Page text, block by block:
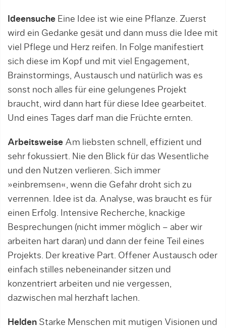
Ideensuche Eine Idee ist wie eine Pflanze. Zuerst
wird ein Gedanke gesät und dann muss die Idee mit
viel Pflege und Herz reifen. In Folge manifestiert
sich diese im Kopf und mit viel Engagement,
Brainstormings, Austausch und natürlich was es
sonst noch alles für eine gelungenes Projekt
braucht, wird dann hart für diese Idee gearbeitet.
Und eines Tages darf man die Früchte ernten.
Arbeitsweise Am liebsten schnell, effizient und
sehr fokussiert. Nie den Blick für das Wesentliche
und den Nutzen verlieren. Sich immer
»einbremsen«, wenn die Gefahr droht sich zu
verrennen. Idee ist da. Analyse, was braucht es für
einen Erfolg. Intensive Recherche, knackige
Besprechungen (nicht immer möglich – aber wir
arbeiten hart daran) und dann der feine Teil eines
Projekts. Der kreative Part. Offener Austausch oder
einfach stilles nebeneinander sitzen und
konzentriert arbeiten und nie vergessen,
dazwischen mal herzhaft lachen.
Helden Starke Menschen mit mutigen Visionen und